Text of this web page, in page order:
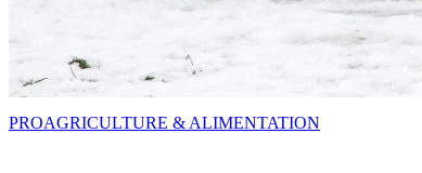
PROAGRICULTURE & ALIMENTATION